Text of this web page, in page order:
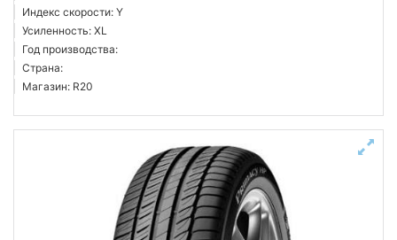
Индекс скорости: Y
Усиленность: XL
Год производства:
Страна:
Магазин: R20